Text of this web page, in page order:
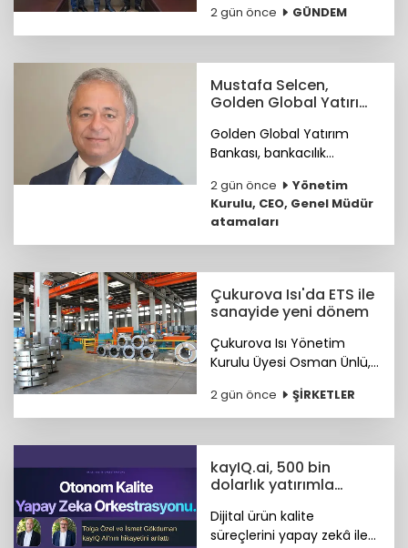
ihracatçıların küresel
pazarlardaki rekabet
ETİD ile TİM arasında iş
birliği protokolü imzalandı.
2 gün önce GÜNDEM
Mustafa Selcen,
Golden Global Yatırım
Golden Global Yatırım
Bankası, bankacılık
deneyime sahip Mustafa
Selcen’i Yönetim Kurulu
Üyesi olarak atadı.
2 gün önce
Yönetim
Kurulu, CEO, Genel Müdür
atamaları
Çukurova Isı'da ETS ile
sanayide yeni dönem
Çukurova Isı Yönetim
Kurulu Üyesi Osman Ünlü,
ETS'nin sanayinin
uluslararası pazarlardaki
belirtti.
2 gün önce ŞİRKETLER
kayIQ.ai, 500 bin
dolarlık yatırımla
Dijital ürün kalite
süreçlerini yapay zekâ ile